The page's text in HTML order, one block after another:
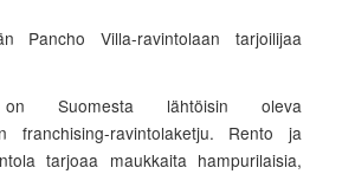
Pancho Villa-ravintolaan tarjoilijaa
Suomesta lähtöisin oleva
franchising-ravintolaketju. Rento ja
tarjoaa maukkaita hampurilaisia,